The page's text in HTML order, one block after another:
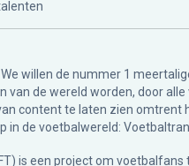
willen de nummer 1
van de wereld worden, door
content te laten zien omtrent
in de voetbalwereld:
is een project om